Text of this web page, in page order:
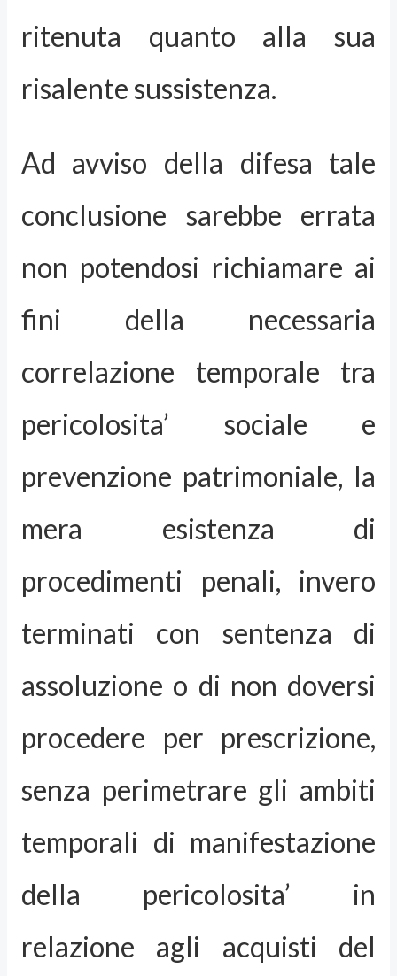
ritenuta quanto alla sua
risalente sussistenza.
Ad avviso della difesa tale
conclusione sarebbe errata
non potendosi richiamare ai
fini della necessaria
correlazione temporale tra
pericolosita’ sociale e
prevenzione patrimoniale, la
mera esistenza di
procedimenti penali, invero
terminati con sentenza di
assoluzione o di non doversi
procedere per prescrizione,
senza perimetrare gli ambiti
temporali di manifestazione
della pericolosita’ in
relazione agli acquisti del